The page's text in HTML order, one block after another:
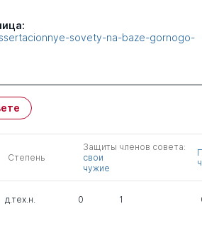
sovety-na-baze-gornogo-
Степень
Защиты членов совета:
свои
чужие
д.тех.н. 0 1